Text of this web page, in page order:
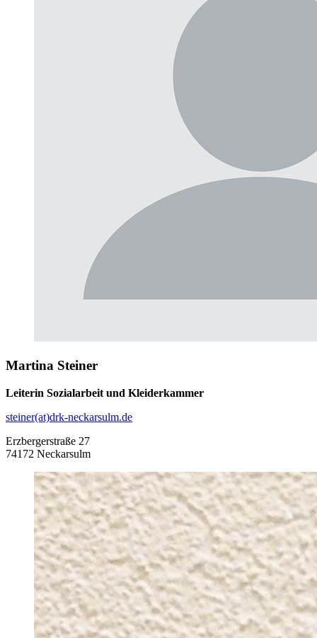
Martina Steiner
Leiterin Sozialarbeit und Kleiderkammer
steiner(at)drk-neckarsulm.de
Erzbergerstraße 27
74172 Neckarsulm